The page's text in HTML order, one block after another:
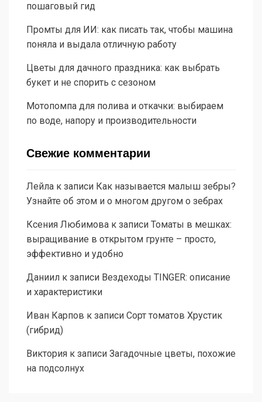
пошаговый гид
Промты для ИИ: как писать так, чтобы машина
поняла и выдала отличную работу
Цветы для дачного праздника: как выбрать
букет и не спорить с сезоном
Мотопомпа для полива и откачки: выбираем
по воде, напору и производительности
Свежие комментарии
Лейла к записи Как называется малыш зебры?
Узнайте об этом и о многом другом о зебрах
Ксения Любимова к записи Томаты в мешках:
выращивание в открытом грунте – просто,
эффективно и удобно
Даниил к записи Вездеходы TINGER: описание
и характеристики
Иван Карпов к записи Сорт томатов Хрустик
(гибрид)
Виктория к записи Загадочные цветы, похожие
на подсолнух